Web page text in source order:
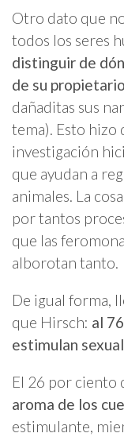
Otro dato que
todos los seres
distinguir de
de su propietario
dañaditas sus
tema). Esto hizo
investigación
que ayudan a
animales. La
por tantos
que las
alborotan tanto.
De igual forma,
que Hirsch: al
estimulan
El 26 por ciento
aroma de los
estimulante,